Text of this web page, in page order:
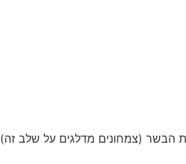
הבשר (צמחונים מדלגים על שלב זה)